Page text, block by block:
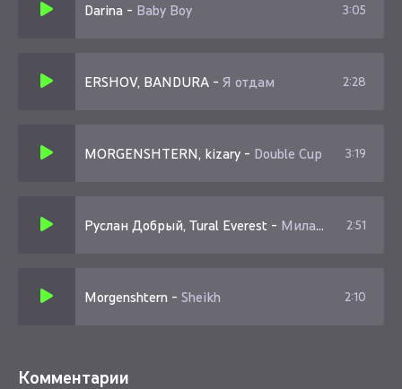
Darina - Baby Boy 3:05
ERSHOV, BANDURA - Я отдам 2:28
MORGENSHTERN, kizary - Double Cup 3:19
Руслан Добрый, Tural Everest - Милая держи 2:51
Morgenshtern - Sheikh 2:10
Комментарии